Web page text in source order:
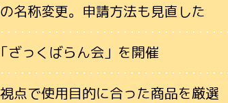
名称変更。申請方法も見直した
ざっくばらん会」を開催
点で使用目的に合った商品を厳選